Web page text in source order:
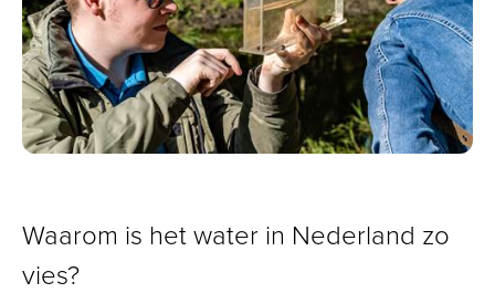
Waarom is het water in Nederland zo
vies?